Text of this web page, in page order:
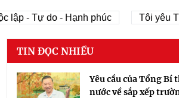
lập - Tự do - Hạnh phúc Tôi yêu
TIN ĐỌC NHIỀU
Yêu cầu của Tổng Bí
nước về sắp xếp